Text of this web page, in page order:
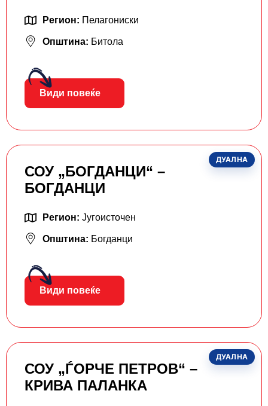
Регион: Пелагониски
Општина: Битола
Види повеќе
ДУАЛНА
СОУ „БОГДАНЦИ“ –
БОГДАНЦИ
Регион: Југоисточен
Општина: Богданци
Види повеќе
ДУАЛНА
СОУ „ЃОРЧЕ ПЕТРОВ“ –
КРИВА ПАЛАНКА